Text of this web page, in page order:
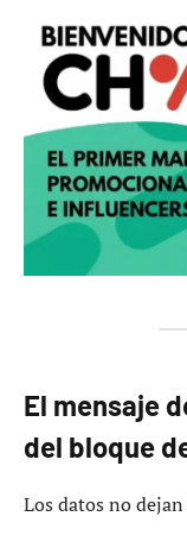
El mensaje
del bloque
Los datos no